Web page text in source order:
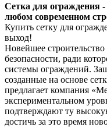
Сетка для ограждения
любом современном
Купить сетку для
выход!
Новейшее
безопасности, ради
системы ограждений.
созданные на основе
предлагает компания
экспериментальном
подтверждают ту
достичь за это время